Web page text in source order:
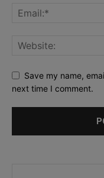
Save my name,
next time I comment.